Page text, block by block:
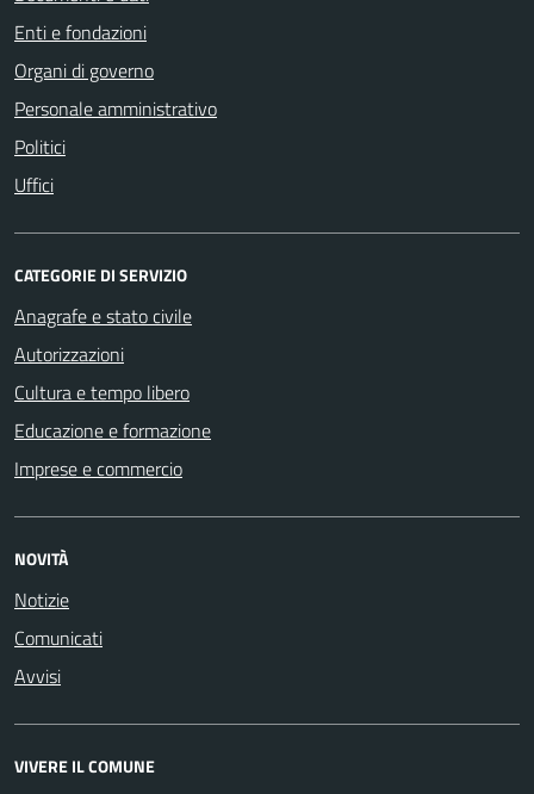
Enti e fondazioni
Organi di governo
Personale amministrativo
Politici
Uffici
CATEGORIE DI SERVIZIO
Anagrafe e stato civile
Autorizzazioni
Cultura e tempo libero
Educazione e formazione
Imprese e commercio
NOVITÀ
Notizie
Comunicati
Avvisi
VIVERE IL COMUNE